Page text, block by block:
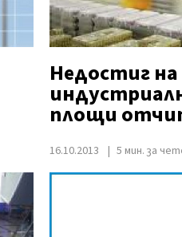
Недостиг
площи
16.10.2013 5 мин. за